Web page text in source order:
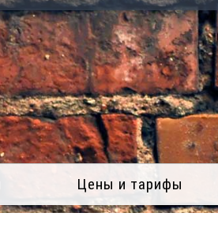
Цены и тарифы